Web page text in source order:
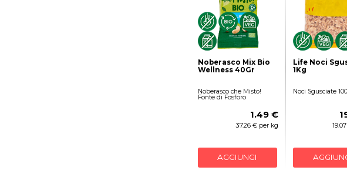
Noberasco Mix Bio
Wellness 40Gr
Noberasco che Misto!
Fonte di Fosforo
1.49 €
37.26 € per kg
AGGIUNGI
Life Noci
1Kg
Noci Sgusciate